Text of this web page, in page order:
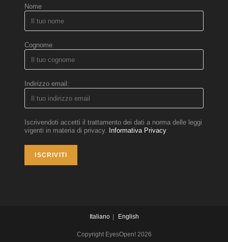
Nome
Cognome
Indirizzo email:
Iscrivendoti accetti il trattamento dei dati a norma delle leggi
vigenti in materia di privacy. Informativa Privacy
Italiano English
Copyright EyesOpen! 2026